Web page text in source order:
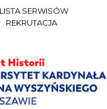
LISTA SERWISÓW
REKRUTACJA